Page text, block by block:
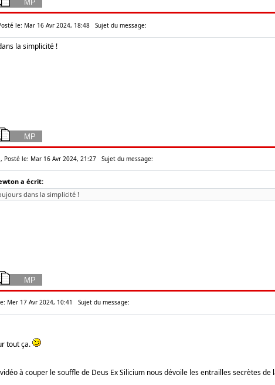
le: Mar 16 Avr 2024, 18:48 Sujet du message:
la simplicité !
, Posté le: Mar 16 Avr 2024, 21:27 Sujet du message:
a écrit:
dans la simplicité !
Mer 17 Avr 2024, 10:41 Sujet du message:
tout ça.
à couper le souffle de Deus Ex Silicium nous dévoile les entrailles secrètes de